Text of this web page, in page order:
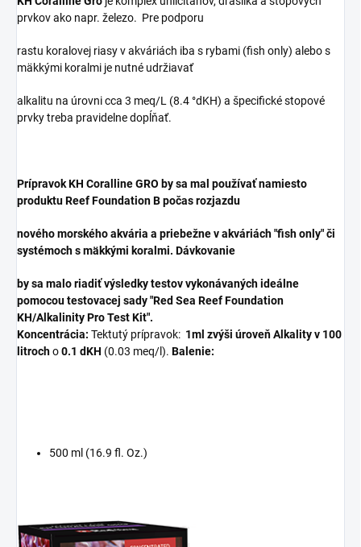
prvkov ako napr. železo. Pre podporu
rastu koralovej riasy v akváriách iba s rybami (fish only) alebo s
mäkkými koralmi je nutné udržiavať
alkalitu na úrovni cca 3 meq/L (8.4 °dKH) a špecifické stopové
prvky treba pravidelne dopĺňať.
Prípravok KH Coralline GRO by sa mal používať namiesto
produktu Reef Foundation B počas rozjazdu
nového morského akvária a priebežne v akváriách "fish only" či
systémoch s mäkkými koralmi. Dávkovanie
by sa malo riadiť výsledky testov vykonávaných ideálne
pomocou testovacej sady "Red Sea Reef Foundation
KH/Alkalinity Pro Test Kit".
Koncentrácia: Tektutý prípravok: 1ml zvýši úroveň Alkality v 100
litrocho0.1 dKH (0.03 meq/l). Balenie:
500 ml (16.9 fl. Oz.)